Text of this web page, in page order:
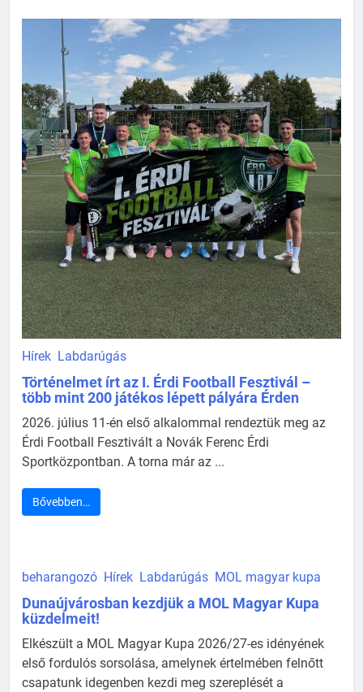
Hírek Labdarúgás
Történelmet írt az I. Érdi Football Fesztivál –
több mint 200 játékos lépett pályára Érden
2026. július 11-én első alkalommal rendeztük meg az
Érdi Football Fesztivált a Novák Ferenc Érdi
Sportközpontban. A torna már az ...
Bővebben…
beharangozó Hírek Labdarúgás MOL magyar kupa
Dunaújvárosban kezdjük a MOL Magyar Kupa
küzdelmeit!
Elkészült a MOL Magyar Kupa 2026/27-es idényének
első fordulós sorsolása, amelynek értelmében felnőtt
csapatunk idegenben kezdi meg szereplését a